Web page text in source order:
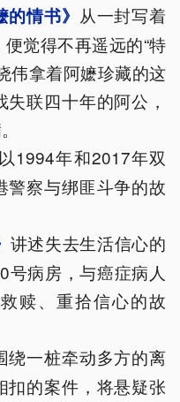
的情书》 从一封写着
觉得不再遥远的“特
伟拿着阿嬷珍藏的这
联四十年的阿公，
以1994年和2017年双
警察与绑匪斗争的故
讲述失去生活信心的
号病房，与癌症病人
赎、重拾信心的故
绕一桩牵动多方的离
扣的案件，将悬疑张